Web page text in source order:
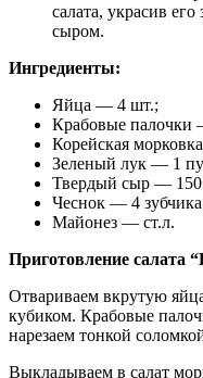
салата, украсив
сыром.
Ингредиенты:
Яйца — 4 шт.;
Крабовые палочки
Корейская
Зеленый лук — 1
Твердый сыр — 150
Чеснок — 4
Майонез — ст.л.
Приготовление салата
Отвариваем вкрутую
кубиком. Крабовые
нарезаем тонкой
Выкладываем в салат